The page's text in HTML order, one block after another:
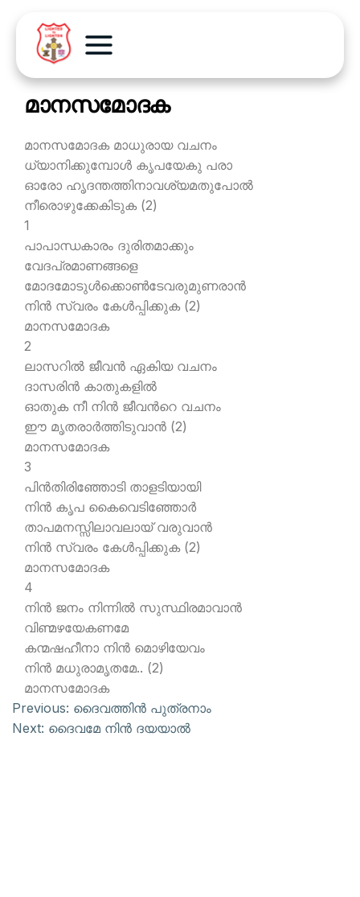
മാനസമോദക
മാനസമോദക മാധുരായ വചനം
ധ്യാനിക്കുമ്പോള്‍ കൃപയേകു പരാ
ഓരോ ഹൃദന്തത്തിനാവശ്യമതുപോല്‍
നീരൊഴുക്കേകിടുക (2)
1
പാപാന്ധകാരം ദുരിതമാക്കും
വേദപ്രമാണങ്ങളെ
മോദമോടുള്‍ക്കൊണ്‍ടേവരുമുണരാന്‍
നിന്‍ സ്വരം കേള്‍പ്പിക്കുക (2)
മാനസമോദക
2
ലാസറില്‍ ജീവന്‍ ഏകിയ വചനം
ദാസരിന്‍ കാതുകളില്‍
ഓതുക നീ നിന്‍ ജീവന്‍റെ വചനം
ഈ മൃതരാര്‍ത്തിടുവാന്‍ (2)
മാനസമോദക
3
പിന്‍തിരിഞ്ഞോടി താളടിയായി
നിന്‍ കൃപ കൈവെടിഞ്ഞോര്‍
താപമനസ്സിലാവലായ് വരുവാന്‍
നിന്‍ സ്വരം കേള്‍പ്പിക്കുക (2)
മാനസമോദക
4
നിന്‍ ജനം നിന്നില്‍ സുസ്ഥിരമാവാന്‍
വിണ്മഴയേകണമേ
കന്മഷഹീനാ നിന്‍ മൊഴിയേവം
നിന്‍ മധുരാമൃതമേ.. (2)
മാനസമോദക
Previous: ദൈവത്തിന്‍ പുത്രനാം
Next: ദൈവമേ നിന്‍ ദയയാല്‍